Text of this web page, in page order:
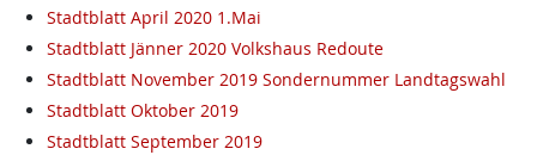
Stadtblatt April 2020 1.Mai
Stadtblatt Jänner 2020 Volkshaus Redoute
Stadtblatt November 2019 Sondernummer Landtagswahl
Stadtblatt Oktober 2019
Stadtblatt September 2019